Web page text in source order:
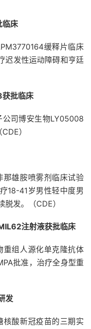
床
缓释片临床
迟发性运动障碍和亨廷
批临床
司博安生物LY05008
）
那雄胺喷雾剂临床试验
18-41岁男性轻中度男
发。（CDE）
注射液获批临床
重组人源化单克隆抗体
批准，治疗全身型重
发
酸新冠疫苗的三期实